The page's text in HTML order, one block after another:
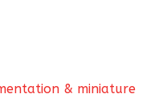
& miniature